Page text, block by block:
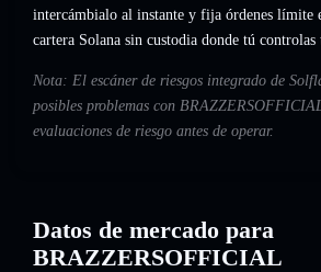
intercámbialo al instante y fija órdenes límite
cartera Solana sin custodia donde tú controlas
Nota: El escáner de riesgos integrado de
posibles problemas con
evaluaciones de riesgo antes de operar.
Datos de mercado para
BRAZZERSOFFICIAL